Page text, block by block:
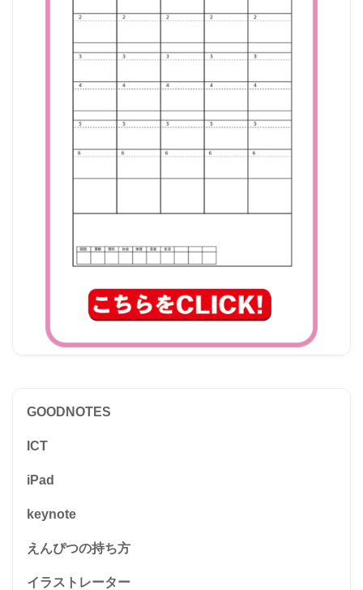
GOODNOTES
ICT
iPad
keynote
えんぴつの持ち方
イラストレーター